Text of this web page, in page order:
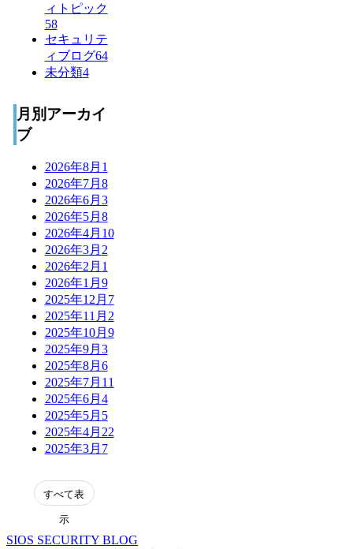
ィトピック
58
セキュリテ
ィブログ64
未分類4
月別アーカイ
ブ
2026年8月 1
2026年7月 8
2026年6月 3
2026年5月 8
2026年4月 10
2026年3月 2
2026年2月 1
2026年1月 9
2025年12月 7
2025年11月 2
2025年10月 9
2025年9月 3
2025年8月 6
2025年7月 11
2025年6月 4
2025年5月 5
2025年4月 22
2025年3月 7
表
示
SIOS SECURITY BLOG